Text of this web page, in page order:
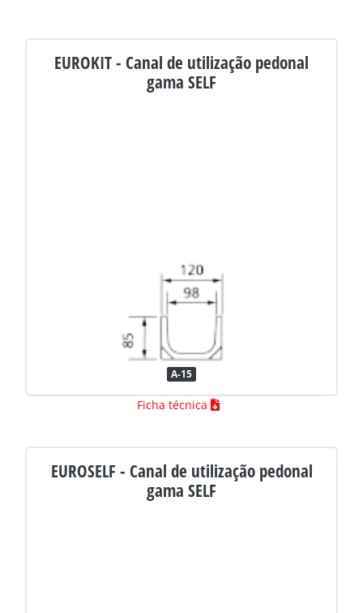
EUROKIT - Canal de utilização pedonal
gama SELF
A-15
Ficha técnica
EUROSELF - Canal de utilização pedonal
gama SELF